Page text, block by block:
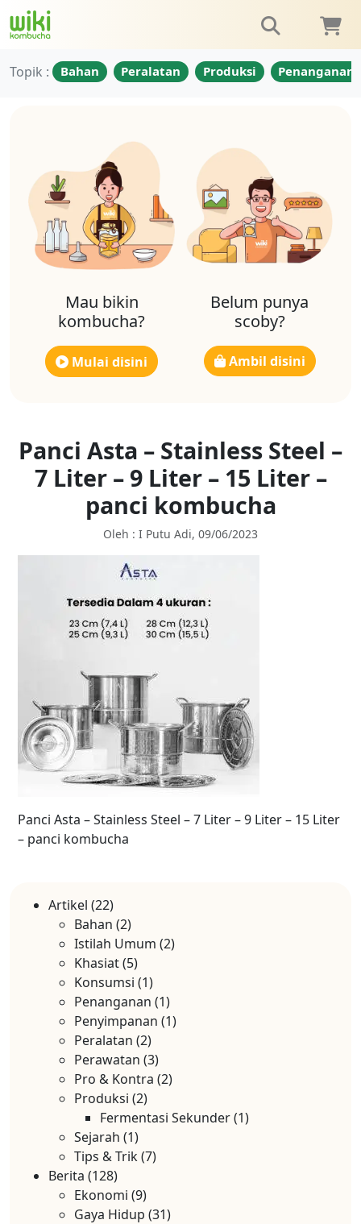
Topik : Bahan Peralatan Produksi Penanganan
Mau bikin
kombucha?
Mulai disini
Belum punya
scoby?
Ambil disini
Panci Asta – Stainless Steel –
7 Liter – 9 Liter – 15 Liter –
panci kombucha
Oleh : I Putu Adi, 09/06/2023
Panci Asta – Stainless Steel – 7 Liter – 9 Liter – 15 Liter
– panci kombucha
Artikel (22)
Bahan (2)
Istilah Umum (2)
Khasiat(5)
Konsumsi (1)
Penanganan (1)
Penyimpanan (1)
Peralatan (2)
Perawatan (3)
Pro & Kontra (2)
Produksi (2)
Fermentasi Sekunder(1)
Sejarah (1)
Tips & Trik(7)
Berita (128)
Ekonomi (9)
Gaya Hidup (31)